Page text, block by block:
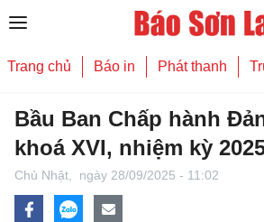
Trang chủ Báo in Phát thanh
Bầu Ban Chấp hành
khoá XVI, nhiệm kỳ
Chủ Nhật, ngày 28/09/2025 - 11:02